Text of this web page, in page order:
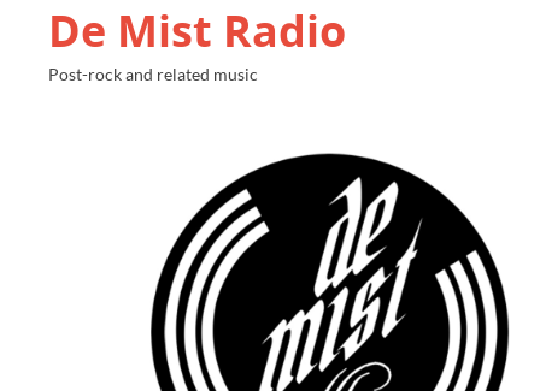
De Mist Radio
Post-rock and related music